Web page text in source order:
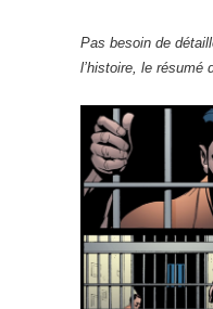
Pas besoin de
l’histoire, le résumé